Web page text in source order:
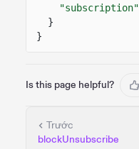
"subscription"
}
}
Is this page helpful?
Trước
blockUnsubscribe